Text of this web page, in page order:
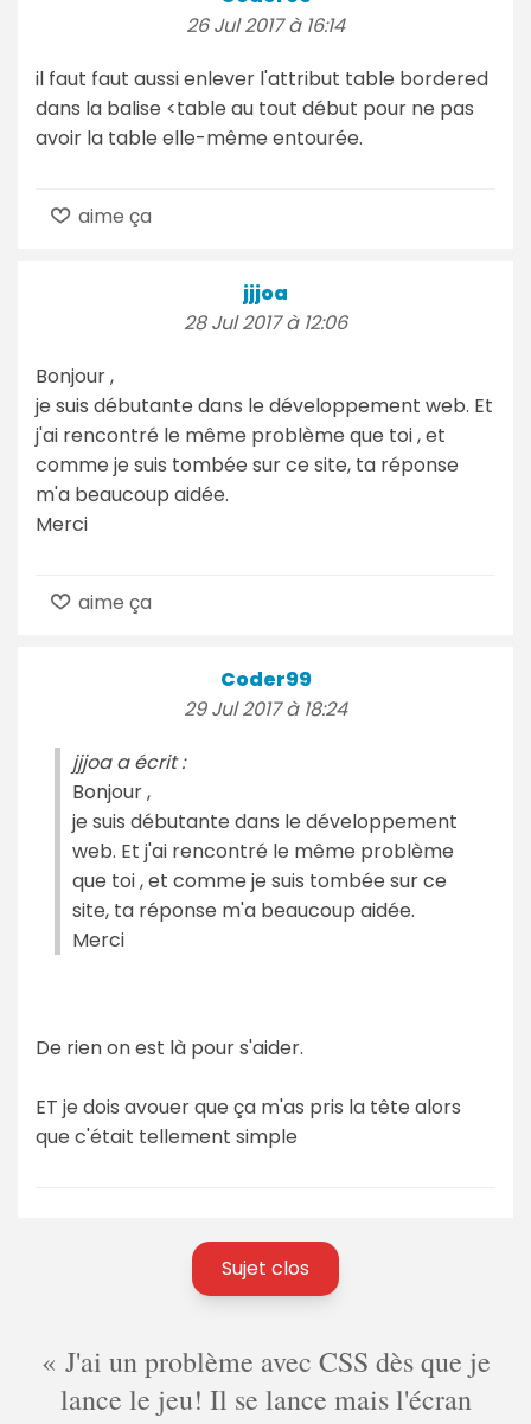
26 Jul 2017 à 16:14
il faut faut aussi enlever l'attribut table bordered
dans la balise <table au tout début pour ne pas
avoir la table elle-même entourée.
aime ça
jjjoa
28 Jul 2017 à 12:06
Bonjour ,
je suis débutante dans le développement web. Et
j'ai rencontré le même problème que toi , et
comme je suis tombée sur ce site, ta réponse
m'a beaucoup aidée.
Merci
aime ça
Coder99
29 Jul 2017 à 18:24
jjjoa a écrit :
Bonjour ,
je suis débutante dans le développement
web. Et j'ai rencontré le même problème
que toi , et comme je suis tombée sur ce
site, ta réponse m'a beaucoup aidée.
Merci
De rien on est là pour s'aider.
ET je dois avouer que ça m'as pris la tête alors
que c'était tellement simple
Sujet clos
J'ai un problème avec CSS dès que je
lance le jeu! Il se lance mais l'écran